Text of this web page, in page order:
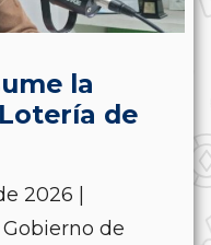
la
de
2026 |
de